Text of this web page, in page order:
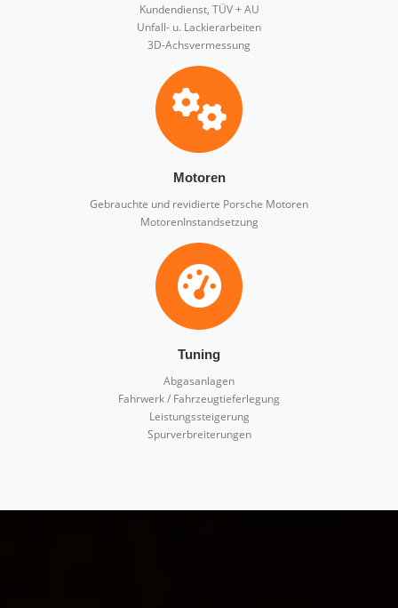
Kundendienst, TÜV + AU
Unfall- u. Lackierarbeiten
3D-Achsvermessung
Motoren
Gebrauchte und revidierte Porsche Motoren
MotorenInstandsetzung
Tuning
Abgasanlagen
Fahrwerk / Fahrzeugtieferlegung
Leistungssteigerung
Spurverbreiterungen